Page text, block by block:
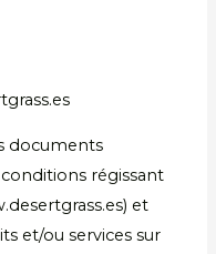
documents
régissant
et
et/ou services sur